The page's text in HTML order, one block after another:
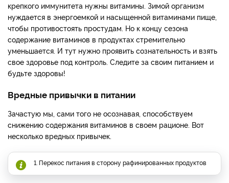
крепкого иммунитета нужны витамины. Зимой организм
нуждается в энергоемкой и насыщенной витаминами пище,
чтобы противостоять простудам. Но к концу сезона
содержание витаминов в продуктах стремительно
уменьшается. И тут нужно проявить сознательность и взять
свое здоровье под контроль. Следите за своим питанием и
будьте здоровы!
Вредные привычки в питании
Зачастую мы, сами того не осознавая, способствуем
снижению содержания витаминов в своем рационе. Вот
несколько вредных привычек.
1. Перекос питания в сторону рафинированных продуктов